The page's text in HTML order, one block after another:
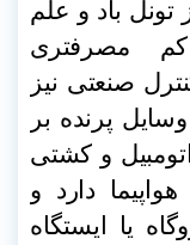
تونل باد و علم
کم مصرفتری
صنعتی نیز
پرنده بر
و کشتی
دارد و
یا ایستگاه